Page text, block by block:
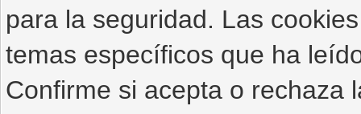
para la seguridad. Las
temas específicos que ha
Confirme si acepta o rechaza